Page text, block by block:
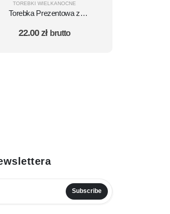
TOREBKI WIELKANOCNE
Torebka Prezentowa z
A4 Zając Pisanki - 10
22.00zł brutto
Subscribe